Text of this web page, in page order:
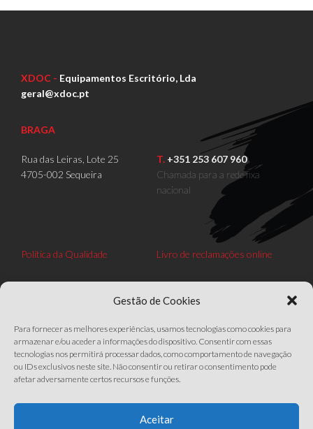
Gestão de Cookies
Para fornecer as melhores experiências, usamos tecnologias como cookies para
armazenar e/ou aceder a informações do dispositivo. Consentir com essas
tecnologias nos permitirá processar dados, como comportamento de navegação
ou IDs exclusivos neste site. Não consentir ou retirar o consentimento pode
afetar adversamente certos recursos e funções.
Aceitar
XDOC - Equipamentos Escritório, Lda
geral@xdoc.pt
BRAGA
Rua das Leiras, Lote 25
4705-002 Sequeira
T. +351 253 607 960
Chamada para a rede fixa
nacional
Política da Qualidade Livro de reclamações online